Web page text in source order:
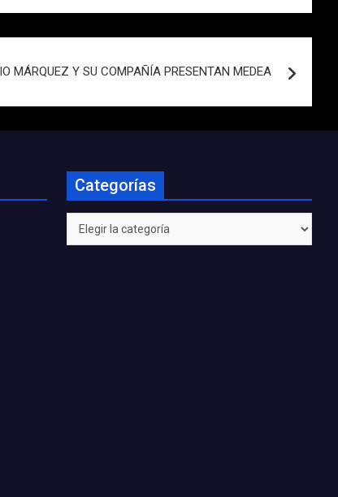
MÁRQUEZ Y SU COMPAÑÍA PRESENTAN MEDEA
Categorías
Categorías